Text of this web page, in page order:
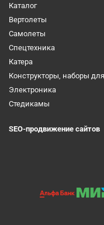
Каталог
Вертолеты
Самолеты
Спецтехника
Катера
Электроника
Cтедикамы
SEO-продвижение сайтов